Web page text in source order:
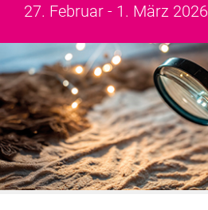
27. Februar - 1. März 2026